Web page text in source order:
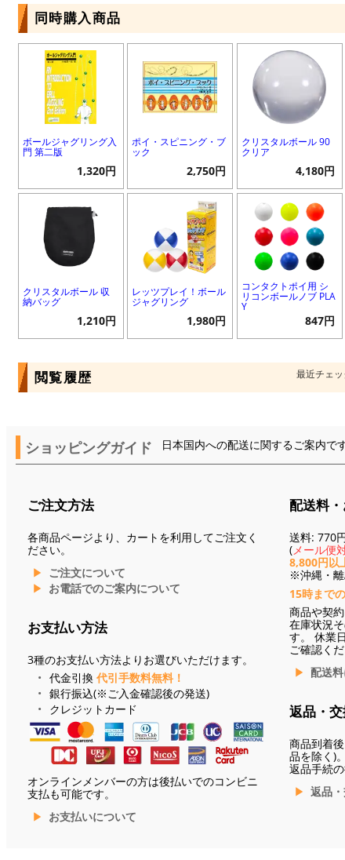
同時購入商品
ボールジャグリング入
門 第二版
1,320円
ポイ・スピニング・ブ
ック
2,750円
クリスタルボール 90
クリア
4,180円
クリスタルボール 収
納バッグ
1,210円
レッツプレイ！ボール
ジャグリング
1,980円
コンタクトポイ用 シ
リコンボールノブ PLA
Y
847円
閲覧履歴 最近チェ
ショッピングガイド 日本国内への配送に関するご案内で
ご注文方法
各商品ページより、カートを利用してご注文く
ださい。
ご注文について
お電話でのご案内について
お支払い方法
3種のお支払い方法よりお選びいただけます。
代金引換 代引手数料無料！
銀行振込(※ご入金確認後の発送)
クレジットカード
オンラインメンバーの方は後払いでのコンビニ
支払も可能です。
お支払いについて
配送料
送料: 770
(メール便
8,800円以
※沖縄・
15時まで
商品や契
在庫状況
す。 休業
ご確認くだ
配送
返品・
商品到着
品を除く)
返品手続
返品